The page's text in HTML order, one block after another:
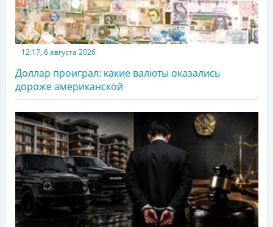
12:17, 6 августа 2026
Доллар проиграл: какие валюты оказались
дороже американской